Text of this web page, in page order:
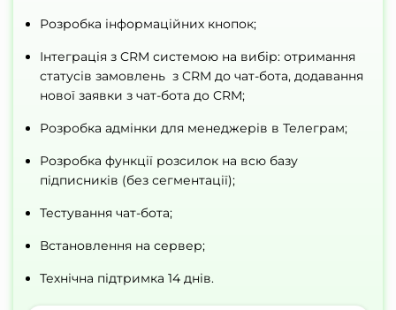
Розробка інформаційних кнопок;
Інтеграція з CRM системою на вибір: отримання
статусів замовлень з CRM до чат-бота, додавання
нової заявки з чат-бота до CRM;
Розробка адмінки для менеджерів в Телеграм;
Розробка функції розсилок на всю базу
підписників (без сегментації);
Тестування чат-бота;
Встановлення на сервер;
Технічна підтримка 14 днів.